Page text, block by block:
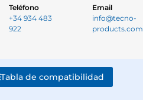
Teléfono
+34 934 483
922
Email
info@tecno-
products.com
Tabla de compatibilidad